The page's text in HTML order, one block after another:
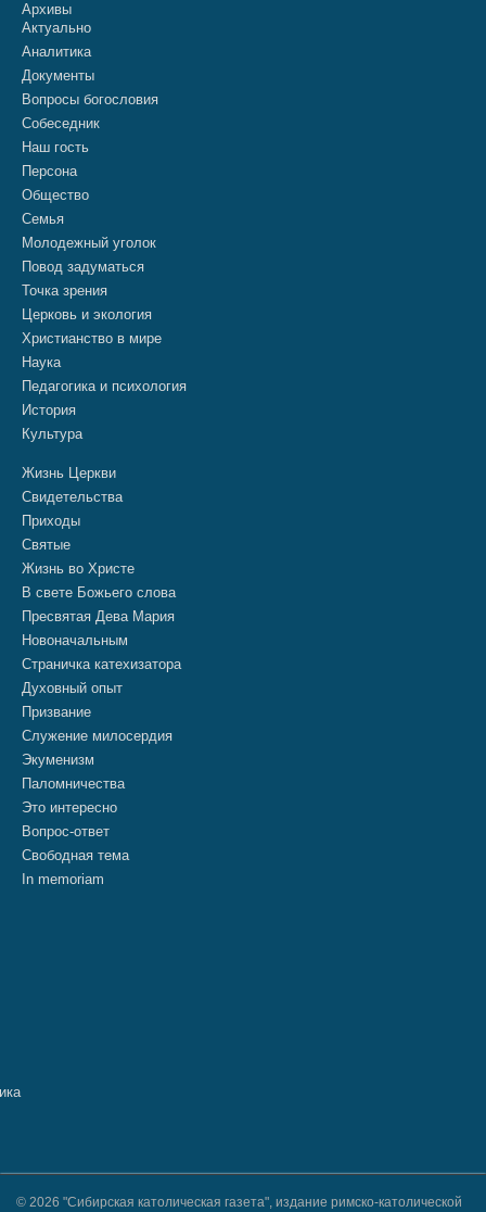
Архивы
Актуально
Аналитика
Документы
Вопросы богословия
Собеседник
Наш гость
Персона
Общество
Семья
Молодежный уголок
Повод задуматься
Точка зрения
Церковь и экология
Христианство в мире
Наука
Педагогика и психология
История
Культура
Жизнь Церкви
Свидетельства
Приходы
Святые
Жизнь во Христе
В свете Божьего слова
Пресвятая Дева Мария
Новоначальным
Страничка катехизатора
Духовный опыт
Призвание
Служение милосердия
Экуменизм
Паломничества
Это интересно
Вопрос-ответ
Свободная тема
In memoriam
© 2026 "Сибирская католическая газета", издание римско-католической